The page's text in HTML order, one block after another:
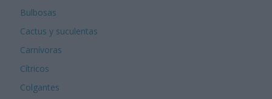
Bulbosas
Cactus y suculentas
Carnívoras
Cítricos
Colgantes